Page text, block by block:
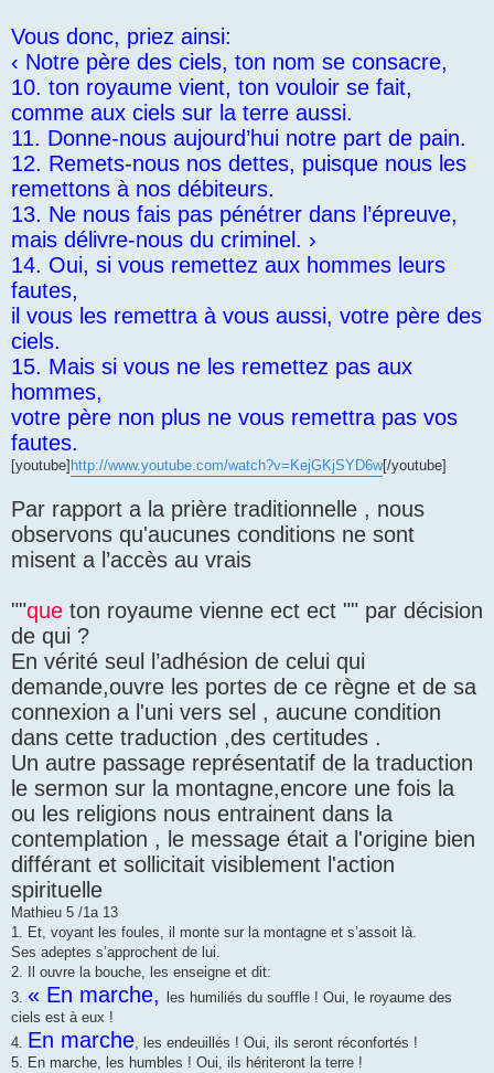
Vous donc, priez ainsi:
‹ Notre père des ciels, ton nom se consacre,
10. ton royaume vient, ton vouloir se fait,
comme aux ciels sur la terre aussi.
11. Donne-nous aujourd’hui notre part de pain.
12. Remets-nous nos dettes, puisque nous les
remettons à nos débiteurs.
13. Ne nous fais pas pénétrer dans l’épreuve,
mais délivre-nous du criminel. ›
14. Oui, si vous remettez aux hommes leurs
fautes,
il vous les remettra à vous aussi, votre père des
ciels.
15. Mais si vous ne les remettez pas aux
hommes,
votre père non plus ne vous remettra pas vos
fautes.
[youtube] http://www.youtube.com/watch?v=KejGKjSYD6w[/youtube]
Par rapport a la prière traditionnelle , nous
observons qu'aucunes conditions ne sont
misent a l’accès au vrais
""que ton royaume vienne ect ect "" par décision
de qui ?
En vérité seul l’adhésion de celui qui
demande,ouvre les portes de ce règne et de sa
connexion a l'uni vers sel , aucune condition
dans cette traduction ,des certitudes .
Un autre passage représentatif de la traduction
le sermon sur la montagne,encore une fois la
ou les religions nous entrainent dans la
contemplation , le message était a l'origine bien
différant et sollicitait visiblement l'action
spirituelle
Mathieu 5 /1a 13
1. Et, voyant les foules, il monte sur la montagne et s’assoit là.
Ses adeptes s’approchent de lui.
2. Il ouvre la bouche, les enseigne et dit:
3. « En marche,
les humiliés du souffle ! Oui, le royaume des
ciels est à eux !
4. En marche, les endeuillés ! Oui, ils seront réconfortés !
5. En marche, les humbles ! Oui, ils hériteront la terre !